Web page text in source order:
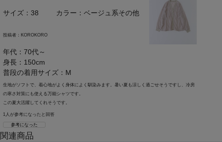
サイズ：38 カラー：ベージュ系その他
投稿者： KOROKORO
年代：70代～
身長：150cm
普段の着用サイズ：M
生地がソフトで、着心地がよく身体によく馴染みます。暑い夏も涼しく過ごせそうですし、冷房
の寒さ対策にも使える万能シャツです。
この夏大活躍してくれそうです。
1人が参考になったと回答
参考になった
関連商品